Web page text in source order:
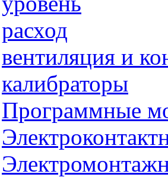
расход
вентиляция и
калибраторы
Программные